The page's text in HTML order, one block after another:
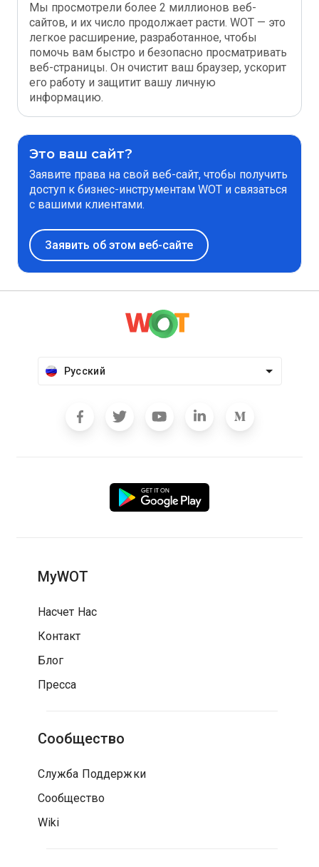
Мы просмотрели более 2 миллионов веб-
сайтов, и их число продолжает расти. WOT — это
легкое расширение, разработанное, чтобы
помочь вам быстро и безопасно просматривать
веб-страницы. Он очистит ваш браузер, ускорит
его работу и защитит вашу личную
информацию.
Это ваш сайт?
Заявите права на свой веб-сайт, чтобы получить
доступ к бизнес-инструментам WOT и связаться
с вашими клиентами.
Заявить об этом веб-сайте
Русский
MyWOT
Насчет Нас
Контакт
Блог
Пресса
Сообщество
Служба Поддержки
Сообщество
Wiki